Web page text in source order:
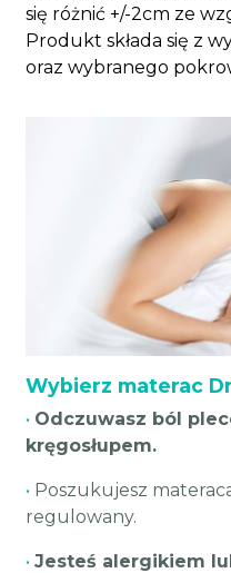
się różnić +/-2cm ze
Produkt składa się z
oraz wybranego
Wybierz materac
• Odczuwasz ból
kręgosłupem.
• Poszukujesz
regulowany.
• Jesteś alergikiem